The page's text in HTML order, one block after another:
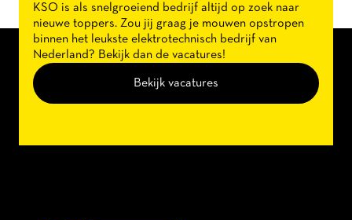
KSO is als snelgroeiend bedrijf altijd op zoek naar
nieuwe toppers. Zou jij graag je mouwen opstropen
binnen het leukste elektrotechnisch bedrijf van
Nederland? Bekijk dan de vacatures!
Bekijk vacatures